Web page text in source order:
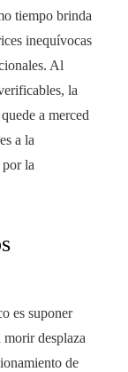
tiempo brinda
inequívocas
Al
la
a merced
a la
la
es suponer
desplaza
de